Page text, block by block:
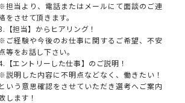
担当より、電話またはメールにて面談のご連
をさせて頂きます。
【担当】からヒアリング！
ご経験や今後のお仕事に関するご希望、不安
等をお話し下さい。
【エントリーした仕事】のご説明！
説明した内容に不明点などなく、働きたい！
という意思確認をさせていただき選考へご案内
します！